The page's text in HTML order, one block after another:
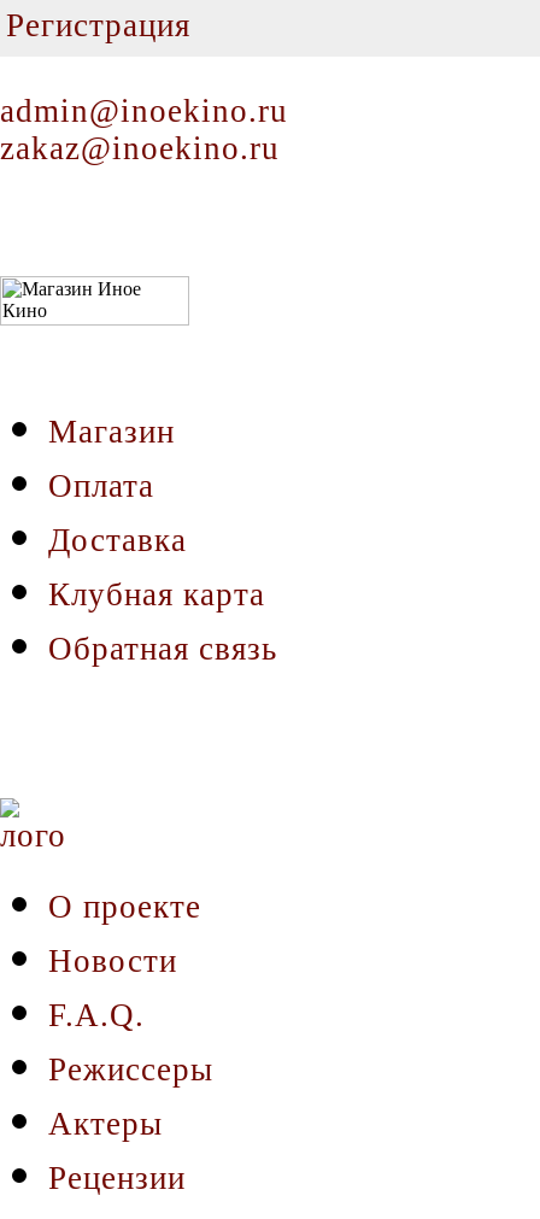
Регистрация
admin@inoekino.ru
zakaz@inoekino.ru
Магазин
Оплата
Доставка
Клубная карта
Обратная связь
О проекте
Новости
F.A.Q.
Режиссеры
Актеры
Рецензии